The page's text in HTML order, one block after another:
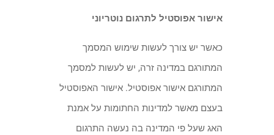
אישור אפוסטיל לתרגום נוטריוני
כאשר יש צורך לעשות שימוש המסמך
המתורגם במדינה זרה, יש לעשות למסמך
המתורגם אישור אפוסטיל. אישור האפוסטיל
בעצם מאשר למדינות החתומות על אמנת
האג שעל פי המדינה בה נעשה התרגום